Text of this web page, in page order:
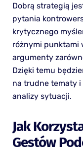
Dobrą strategią
pytania
krytycznego
różnymi punktami
argumenty
Dzięki temu
na trudne tematy i
analizy sytuacji.
Jak
Gestów